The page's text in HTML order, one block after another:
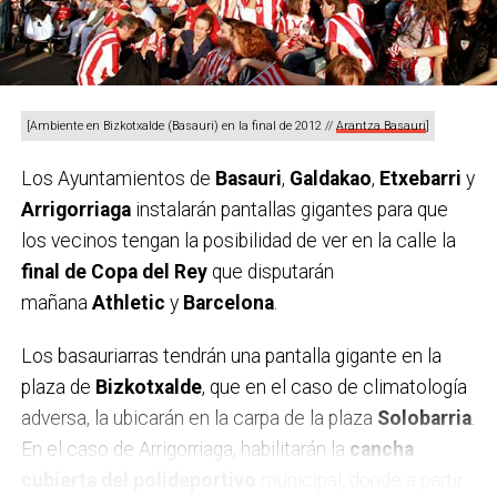
Alumn@s con las bolsas de residuos // Udaltalde 21
COMIENZO EN ETXEBARRI DEL PROYECTO PARA
LA COMARCA
Esta acción es la primera de un nuevo proyecto que
desarrollará Udaltalde 21 Nerbioi-Ibaizabal en los
próximos meses en los once municipios de la
comarca, denominadoActuaciones de limpieza de
residuos en riberas y cauces de la comarca
Nerbioi-Ibaizabal.
[Ambiente en Bizkotxalde (Basauri) en la final de 2012 // Arantza Basauri]
Los Ayuntamientos de Basauri, Galdakao, Etxebarri y
Arrigorriagainstalarán pantallas gigantes para que
los vecinos tengan la posibilidad de ver en la calle la
final de Copa del Reyque disputarán
mañana Athletic y Barcelona.
Los basauriarras tendrán una pantalla gigante en la
plaza de Bizkotxalde, que en el caso de climatología
adversa, la ubicarán en la carpa de la plaza Solobarria.
En el caso de Arrigorriaga, habilitarán la cancha